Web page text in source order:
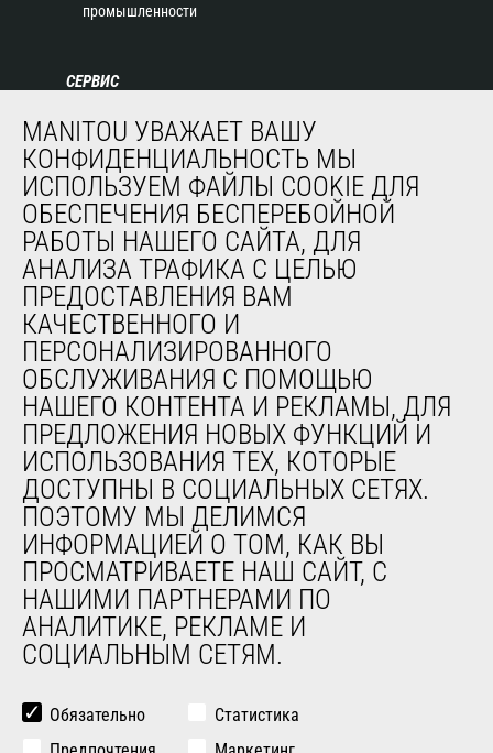
промышленности
СЕРВИС
Финансирование
Продленная гарантия
Контракты на техническое обслуживание
Запасные части
Система удаленного мониторинга
Программное обеспечение для диагностики и
обслуживания
Обучение
Подержанное оборудование
О НАС
Компания
Контакты
Юридическая информация
Мероприятия
Новости
История
General Terms and Conditions of Sale
ДРУГИЕ САЙТЫ ГРУППЫ
MANITOU УВАЖАЕТ ВАШУ
КОНФИДЕНЦИАЛЬНОСТЬ МЫ
ИСПОЛЬЗУЕМ ФАЙЛЫ COOKIE ДЛЯ
ОБЕСПЕЧЕНИЯ БЕСПЕРЕБОЙНОЙ
РАБОТЫ НАШЕГО САЙТА, ДЛЯ
АНАЛИЗА ТРАФИКА С ЦЕЛЬЮ
ПРЕДОСТАВЛЕНИЯ ВАМ
КАЧЕСТВЕННОГО И
ПЕРСОНАЛИЗИРОВАННОГО
ОБСЛУЖИВАНИЯ С ПОМОЩЬЮ
НАШЕГО КОНТЕНТА И РЕКЛАМЫ, ДЛЯ
ПРЕДЛОЖЕНИЯ НОВЫХ ФУНКЦИЙ И
ИСПОЛЬЗОВАНИЯ ТЕХ, КОТОРЫЕ
ДОСТУПНЫ В СОЦИАЛЬНЫХ СЕТЯХ.
ПОЭТОМУ МЫ ДЕЛИМСЯ
ИНФОРМАЦИЕЙ О ТОМ, КАК ВЫ
ПРОСМАТРИВАЕТЕ НАШ САЙТ, С
НАШИМИ ПАРТНЕРАМИ ПО
АНАЛИТИКЕ, РЕКЛАМЕ И
СОЦИАЛЬНЫМ СЕТЯМ.
Обязательно
Статистика